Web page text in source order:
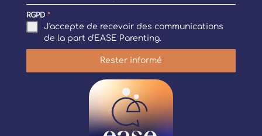
RGPD *
J'accepte de recevoir des communications
de la part d'EASE Parenting.
Rester informé